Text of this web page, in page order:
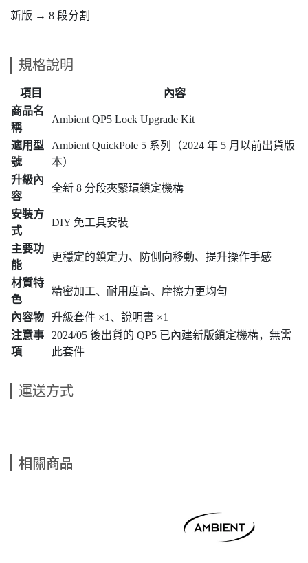
新版 → 8 段分割
規格說明
項目
內容
商品名
稱
Ambient QP5 Lock Upgrade Kit
適用型
號
Ambient QuickPole 5 系列（2024 年 5 月以前出貨版
本）
升級內
容
全新 8 分段夾緊環鎖定機構
安裝方
式
DIY 免工具安裝
主要功
能
更穩定的鎖定力、防側向移動、提升操作手感
材質特
色
精密加工、耐用度高、摩擦力更均勻
內容物
升級套件 ×1、說明書 ×1
注意事
項
2024/05 後出貨的 QP5 已內建新版鎖定機構，無需
此套件
運送方式
相關商品